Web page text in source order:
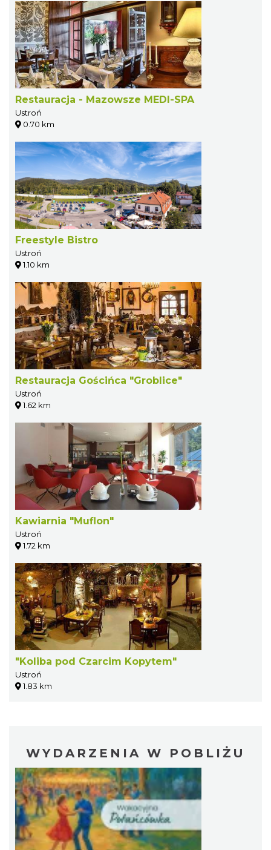
Restauracja - Mazowsze MEDI-SPA
Ustroń
0.70 km
Freestyle Bistro
Ustroń
1.10 km
Restauracja Gościńca "Groblice"
Ustroń
1.62 km
Kawiarnia "Muflon"
Ustroń
1.72 km
"Koliba pod Czarcim Kopytem"
Ustroń
1.83 km
WYDARZENIA W POBLIŻU